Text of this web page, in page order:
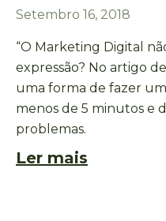
Setembro 16, 2018
“O Marketing Digital
expressão? No artigo
uma forma de fazer
menos de 5 minutos e
problemas.
Ler mais